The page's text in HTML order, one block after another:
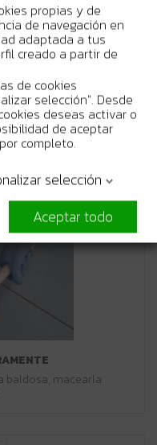
y apretamos al máximo
solidifique la cola.
baldosa, macearla
propias y de
de navegación en
adaptada a tus
creado a partir de
de cookies
selección". Desde
deseas activar o
de aceptar
completo.
selección
Aceptar todo